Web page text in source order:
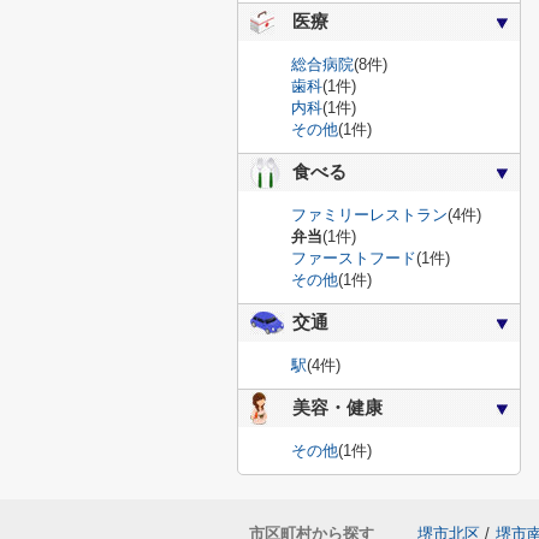
医療
総合病院(8件)
歯科(1件)
内科(1件)
その他(1件)
食べる
ファミリーレストラン(4件)
弁当(1件)
ファーストフード(1件)
その他(1件)
交通
駅(4件)
美容・健康
その他(1件)
市区町村から探す 堺市北区 / 堺市